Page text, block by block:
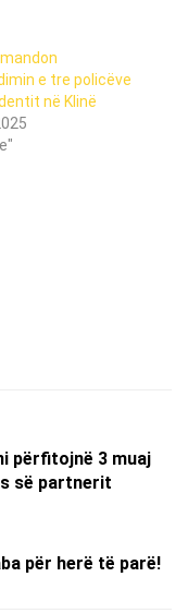
e tre policëve
në Klinë
përfitojnë 3 muaj
së partnerit
për herë të parë!